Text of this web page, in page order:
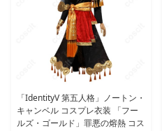
譲渡・換金不可
クーポンの現金化、第三者へ
システム障害等
システムの不具合等によりク
不正利用への対応
「IdentityV 第五人格」ノートン・
キャンベル コスプレ衣装 「フー
ルズ・ゴールド」罪悪の熔熱 コス